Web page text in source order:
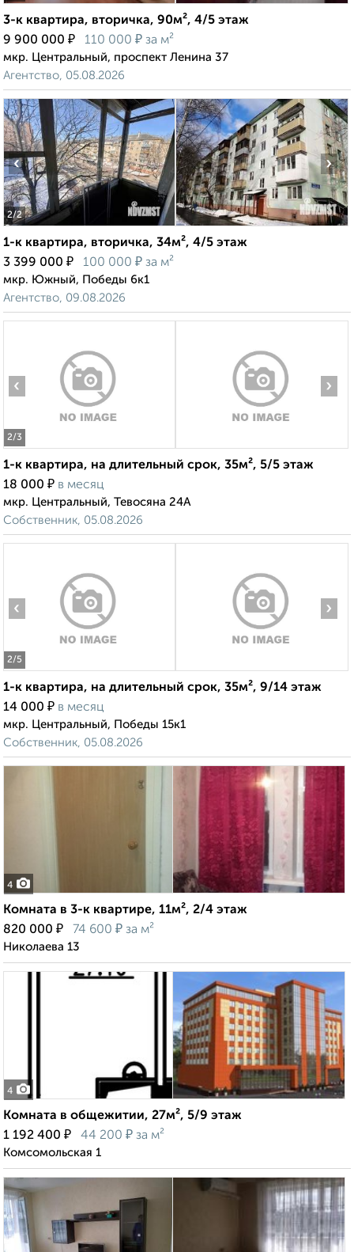
3-к квартира, вторичка, 90м², 4/5 этаж
9 900 000 ₽ 110 000 ₽ за м²
мкр. Центральный, проспект Ленина 37
Агентство, 05.08.2026
2/2
‹ ›
1-к квартира, вторичка, 34м², 4/5 этаж
3 399 000 ₽ 100 000 ₽ за м²
мкр. Южный, Победы 6к1
Агентство, 09.08.2026
2/3
‹ ›
1-к квартира, на длительный срок, 35м², 5/5 этаж
18 000 ₽ в месяц
мкр. Центральный, Тевосяна 24А
Собственник, 05.08.2026
2/5
‹ ›
1-к квартира, на длительный срок, 35м², 9/14 этаж
14 000 ₽ в месяц
мкр. Центральный, Победы 15к1
Собственник, 05.08.2026
4
Комната в 3-к квартире, 11м², 2/4 этаж
820 000 ₽ 74 600 ₽ за м²
Николаева 13
4
Комната в общежитии, 27м², 5/9 этаж
1 192 400 ₽ 44 200 ₽ за м²
Комсомольская 1